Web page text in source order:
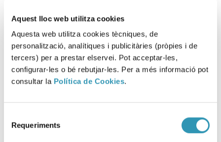
Aquest lloc web utilitza cookies
Aquesta web utilitza cookies tècniques, de
personalització, analítiques i publicitàries (pròpies i de
tercers) per a prestar elservei. Pot acceptar-les,
configurar-les o bé rebutjar-les. Per a més informació pot
consultar la Política de Cookies.
Requeriments
Descarregar fitxer